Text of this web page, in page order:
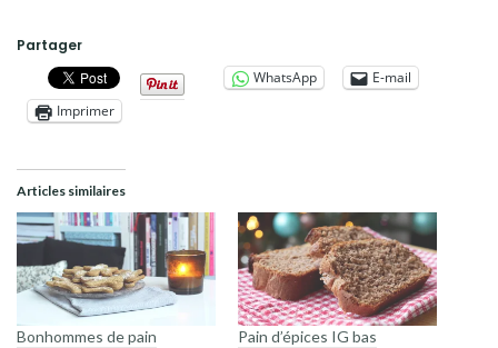
Partager
WhatsApp
E-mail
Imprimer
Articles similaires
Bonhommes de pain
Pain d’épices IG bas